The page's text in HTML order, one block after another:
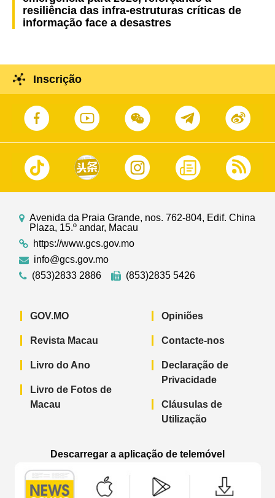
resiliência das infra-estruturas críticas de
informação face a desastres
Inscrição
Avenida da Praia Grande, nos. 762-804, Edif. China
Plaza, 15.º andar, Macau
https://www.gcs.gov.mo
info@gcs.gov.mo
(853)2833 2886
(853)2835 5426
GOV.MO
Revista Macau
Livro do Ano
Livro de Fotos de
Macau
Opiniões
Contacte-nos
Declaração de
Privacidade
Cláusulas de
Utilização
Descarregar a aplicação de telemóvel